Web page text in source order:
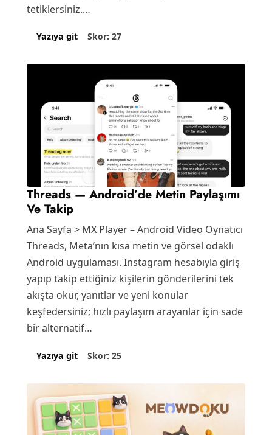
tetiklersiniz.…
Yazıya git Skor: 27
Threads — Android’de Metin Paylaşımı
Ve Takip
Ana Sayfa > MX Player – Android Video Oynatıcı
Threads, Meta’nın kısa metin ve görsel odaklı
Android uygulaması. Instagram hesabıyla giriş
yapıp takip ettiğiniz kişilerin gönderilerini tek
akışta okur, yanıtlar ve yeni konular
keşfedersiniz; hızlı paylaşım arayanlar için sade
bir alternatif…
Yazıya git Skor: 25